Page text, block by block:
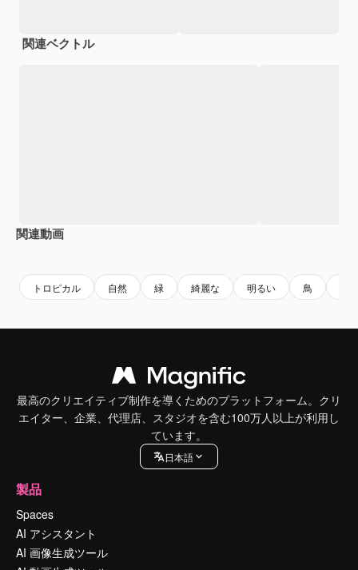
関連ベクトル
関連動画
トロピカル 自然 緑 綺麗な 明るい 鳥
最高のクリエイティブ制作を導くためのプラットフォーム。クリ
エイター、企業、代理店、スタジオを含む100万人以上が利用し
ています。
日本語
製品
Spaces
AI アシスタント
AI 画像生成ツール